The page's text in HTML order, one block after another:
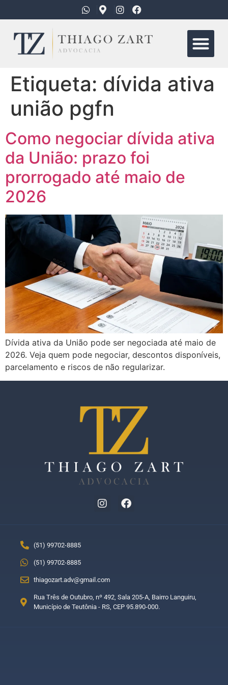
Etiqueta: dívida ativa
união pgfn
Como negociar dívida ativa
da União: prazo foi
prorrogado até maio de
2026
Dívida ativa da União pode ser negociada até maio de
2026. Veja quem pode negociar, descontos disponíveis,
parcelamento e riscos de não regularizar.
(51) 99702-8885
(51) 99702-8885
thiagozart.adv@gmail.com
Rua Três de Outubro, nº 492, Sala 205-A, Bairro Languiru,
Município de Teutônia - RS, CEP 95.890-000.